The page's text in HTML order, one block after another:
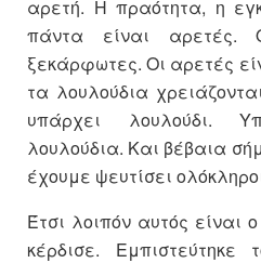
αρετή. Η πραότητα, η
πάντα είναι αρετές.
ξεκάρφωτες. Οι αρετές
τα λουλούδια
υπάρχει λουλούδι.
λουλούδια. Και βέβαια
έχουμε ψευτίσει
Έτσι λοιπόν αυτός είναι
κέρδισε.